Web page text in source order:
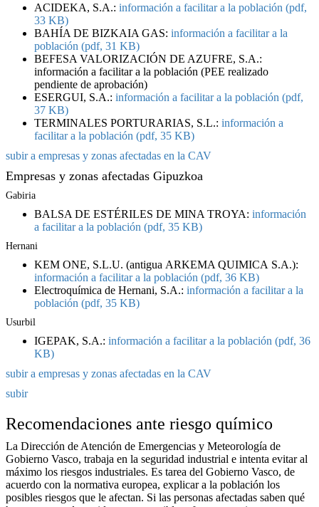
ACIDEKA, S.A.: información a facilitar a la población (pdf,
33 KB)
BAHÍA DE BIZKAIA GAS: información a facilitar a la
población (pdf, 31 KB)
BEFESA VALORIZACIÓN DE AZUFRE, S.A.:
información a facilitar a la población (PEE realizado
pendiente de aprobación)
ESERGUI, S.A.: información a facilitar a la población (pdf,
37 KB)
TERMINALES PORTURARIAS, S.L.: información a
facilitar a la población (pdf, 35 KB)
subir a empresas y zonas afectadas en la CAV
Empresas y zonas afectadas Gipuzkoa
Gabiria
BALSA DE ESTÉRILES DE MINA TROYA: información
a facilitar a la población (pdf, 35 KB)
Hernani
KEM ONE, S.L.U. (antigua ARKEMA QUIMICA S.A.):
información a facilitar a la población (pdf, 36 KB)
Electroquímica de Hernani, S.A.: información a facilitar a la
población (pdf, 35 KB)
Usurbil
IGEPAK, S.A.: información a facilitar a la población (pdf, 36
KB)
subir a empresas y zonas afectadas en la CAV
subir
Recomendaciones ante riesgo químico
La Dirección de Atención de Emergencias y Meteorología de
Gobierno Vasco, trabaja en la seguridad industrial e intenta evitar al
máximo los riesgos industriales. Es tarea del Gobierno Vasco, de
acuerdo con la normativa europea, explicar a la población los
posibles riesgos que le afectan. Si las personas afectadas saben qué